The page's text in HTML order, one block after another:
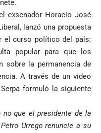
exsenador Horacio José
lanzó una propuesta
el curso político del país:
popular para que los
sobre la permanencia de
A través de un video
formuló la siguiente
no que el presidente de la
Urrego renuncie a su
Tribunal de
Antioquia
niega pérdida
de investidura
a concejales
de Medellín
Andrés
Rodríguez y
Damián Pérez
la
y
Japón rescata
un empate
agónico ante
Países Bajos
en un vibrante
mundialista
el
juntos